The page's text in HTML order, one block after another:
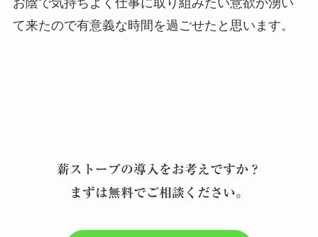
て来たので有意義な時間を過ごせたと思います。
薪ストーブの導入をお考えですか？
まずは無料でご相談ください。